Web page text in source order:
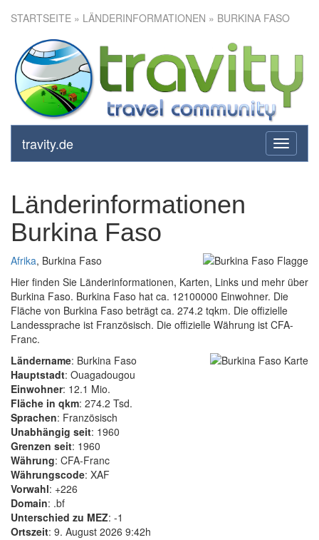
STARTSEITE » LÄNDERINFORMATIONEN » BURKINA FASO
toggle
travity.de
Länderinformationen
Burkina Faso
Afrika, Burkina Faso
Hier finden Sie Länderinformationen, Karten, Links und mehr über
Burkina Faso. Burkina Faso hat ca. 12100000 Einwohner. Die
Fläche von Burkina Faso beträgt ca. 274.2 tqkm. Die offizielle
Landessprache ist Französisch. Die offizielle Währung ist CFA-
Franc.
Ländername: Burkina Faso
Hauptstadt: Ouagadougou
Einwohner: 12.1 Mio.
Fläche in qkm: 274.2 Tsd.
Sprachen: Französisch
Unabhängig seit: 1960
Grenzen seit: 1960
Währung: CFA-Franc
Währungscode: XAF
Vorwahl: +226
Domain: .bf
Unterschied zu MEZ: -1
Ortszeit: 9. August 2026 9:42h